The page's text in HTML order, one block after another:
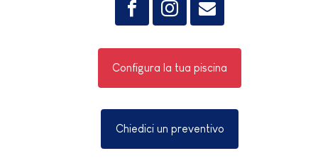
Configura la tua piscina
Chiedici un preventivo